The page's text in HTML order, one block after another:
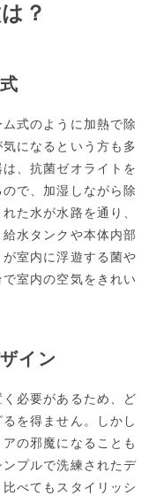
？
式のように加熱で除
になるという方も多
、抗菌ゼオライトを
で、加湿しながら除
た水が水路を通り、
水タンクや本体内部
室内に浮遊する菌や
室内の空気をきれい
イン
必要があるため、ど
を得ません。しかし
の邪魔になることも
プルで洗練されたデ
べてもスタイリッシ